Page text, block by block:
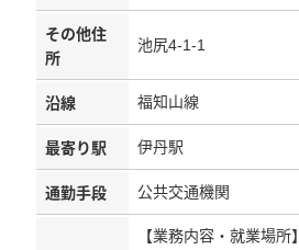
その他住
所
池尻4-1-1
沿線 福知山線
最寄り駅 伊丹駅
通勤手段 公共交通機関
【業務内容・就業場所】